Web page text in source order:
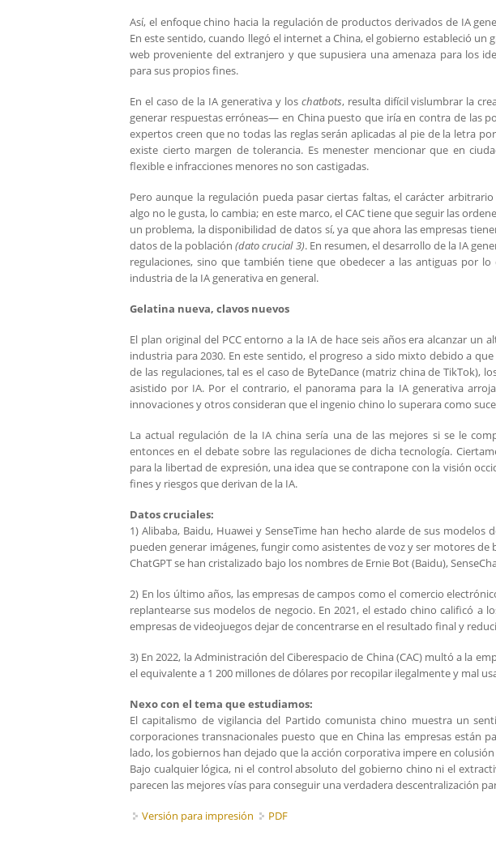
Así, el enfoque chino hacia la regulación de productos derivados de IA
En este sentido, cuando llegó el internet a China, el gobierno estableció
web proveniente del extranjero y que supusiera una amenaza para los
para sus propios fines.
En el caso de la IA generativa y los chatbots, resulta difícil vislumbrar la
generar respuestas erróneas— en China puesto que iría en contra de las
expertos creen que no todas las reglas serán aplicadas al pie de la letra
existe cierto margen de tolerancia. Es menester mencionar que en
flexible e infracciones menores no son castigadas.
Pero aunque la regulación pueda pasar ciertas faltas, el carácter
algo no le gusta, lo cambia; en este marco, el CAC tiene que seguir las
un problema, la disponibilidad de datos sí, ya que ahora las empresas
datos de la población(dato crucial 3). En resumen, el desarrollo de la IA
regulaciones, sino que también tiene que obedecer a las antiguas por
industria de la IA generativa en general.
Gelatina nueva, clavos nuevos
El plan original del PCC entorno a la IA de hace seis años era alcanzar
industria para 2030. En este sentido, el progreso a sido mixto debido a
de las regulaciones, tal es el caso de ByteDance (matriz china de TikTok),
asistido por IA. Por el contrario, el panorama para la IA generativa
innovaciones y otros consideran que el ingenio chino lo superara como
La actual regulación de la IA china sería una de las mejores si se le
entonces en el debate sobre las regulaciones de dicha tecnología.
para la libertad de expresión, una idea que se contrapone con la visión
fines y riesgos que derivan de la IA.
Datos cruciales:
1) Alibaba, Baidu, Huawei y SenseTime han hecho alarde de sus
pueden generar imágenes, fungir como asistentes de voz y ser motores de
ChatGPT se han cristalizado bajo los nombres de Ernie Bot (Baidu),
2) En los último años, las empresas de campos como el comercio
replantearse sus modelos de negocio. En 2021, el estado chino calificó a
empresas de videojuegos dejar de concentrarse en el resultado final y
3) En 2022, la Administración del Ciberespacio de China (CAC) multó a la
el equivalente a 1 200 millones de dólares por recopilar ilegalmente y mal
Nexo con el tema que estudiamos:
El capitalismo de vigilancia del Partido comunista chino muestra un
corporaciones transnacionales puesto que en China las empresas están
lado, los gobiernos han dejado que la acción corporativa impere en
Bajo cualquier lógica, ni el control absoluto del gobierno chino ni el
parecen las mejores vías para conseguir una verdadera descentralización
Versión para impresión PDF